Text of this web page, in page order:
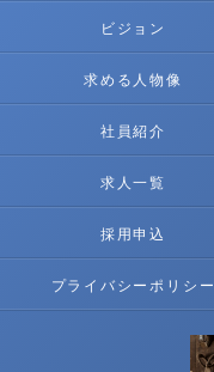
ビジョン
求める人物像
社員紹介
求人一覧
採用申込
プライバシーポリシー